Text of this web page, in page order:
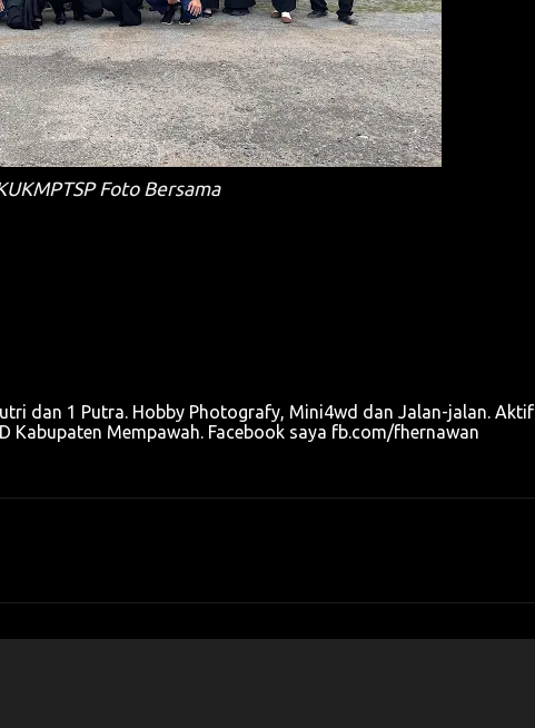
Foto Bersama
dan 1 Putra. Hobby Photografy, Mini4wd dan Jalan-jalan. Aktif
Kabupaten Mempawah. Facebook saya fb.com/fhernawan